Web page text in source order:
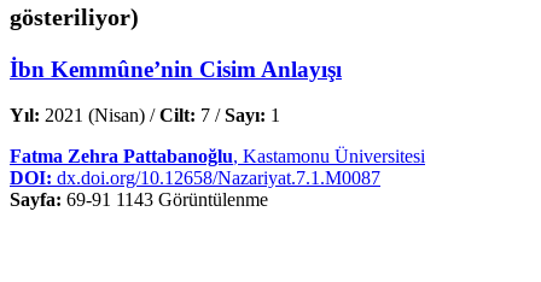
gösteriliyor)
İbn Kemmûne’nin Cisim Anlayışı
Yıl: 2021 (Nisan) /Cilt: 7 /Sayı: 1
Fatma Zehra Pattabanoğlu, Kastamonu Üniversitesi
DOI: dx.doi.org/10.12658/Nazariyat.7.1.M0087
Sayfa: 69-91 1143 Görüntülenme